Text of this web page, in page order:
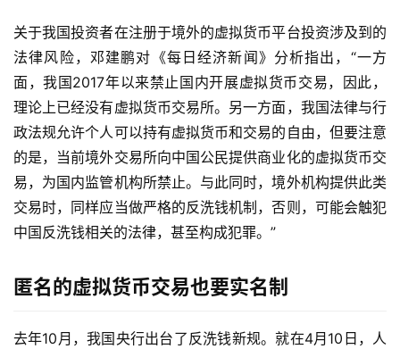
关于我国投资者在注册于境外的虚拟货币平台投资涉及到的
法律风险，邓建鹏对《每日经济新闻》分析指出，“一方
面，我国2017年以来禁止国内开展虚拟货币交易，因此，
理论上已经没有虚拟货币交易所。另一方面，我国法律与行
政法规允许个人可以持有虚拟货币和交易的自由，但要注意
的是，当前境外交易所向中国公民提供商业化的虚拟货币交
易，为国内监管机构所禁止。与此同时，境外机构提供此类
交易时，同样应当做严格的反洗钱机制，否则，可能会触犯
中国反洗钱相关的法律，甚至构成犯罪。”
匿名的虚拟货币交易也要实名制
去年10月，我国央行出台了反洗钱新规。就在4月10日，人